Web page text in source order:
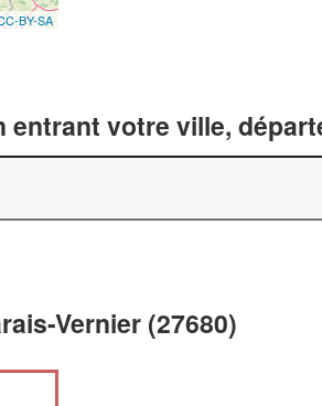
BY-SA
entrant votre ville,
Vernier (27680)